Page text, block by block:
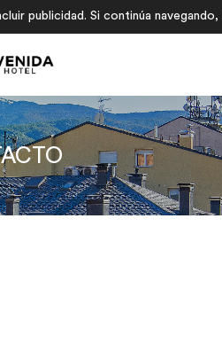
publicidad. Si continúa navegando,